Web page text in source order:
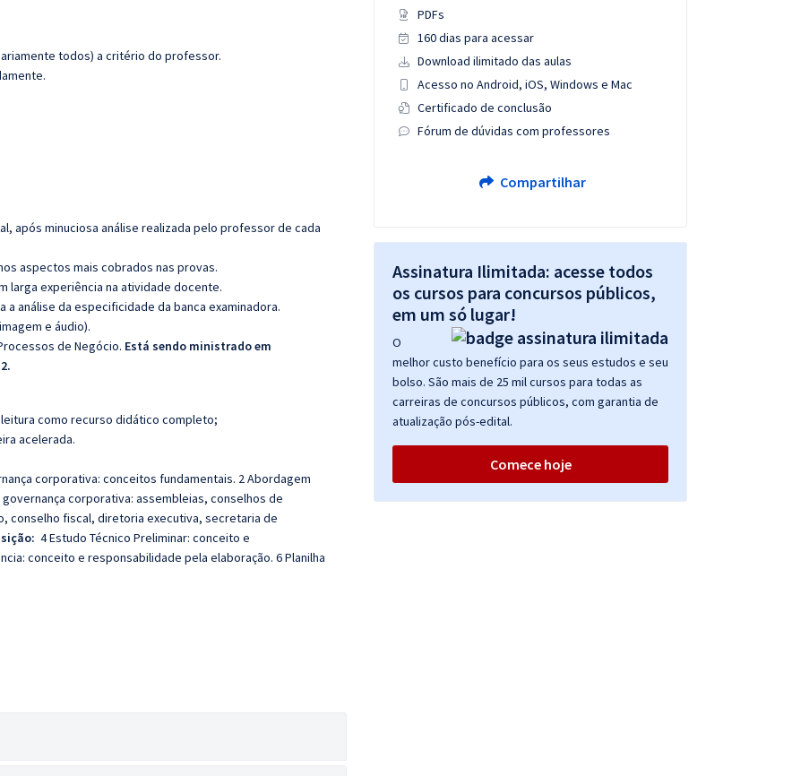
todos) a critério do professor.
após minuciosa análise realizada pelo professor de cada
aspectos mais cobrados nas provas.
larga experiência na atividade docente.
análise da especificidade da banca examinadora.
e áudio).
de Negócio. Está sendo ministrado em
como recurso didático completo;
acelerada.
corporativa: conceitos fundamentais. 2 Abordagem
corporativa: assembleias, conselhos de
conselho fiscal, diretoria executiva, secretaria de
4 Estudo Técnico Preliminar: conceito e
conceito e responsabilidade pela elaboração. 6 Planilha
PDFs
160 dias para acessar
Download ilimitado das aulas
Acesso no Android, iOS, Windows e Mac
Certificado de conclusão
Fórum de dúvidas com professores
Compartilhar
Assinatura Ilimitada: acesse todos
os cursos para concursos públicos,
em um só lugar!
O
melhor custo benefício para os seus estudos e seu
bolso. São mais de 25 mil cursos para todas as
carreiras de concursos públicos, com garantia de
atualização pós-edital.
Comece hoje